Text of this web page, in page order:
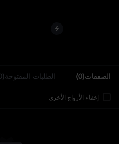
الصفقات(0) الطلبات المفتوحة(0)
إخفاء الأزواج الأخرى